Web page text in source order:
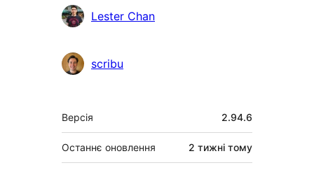
УчасникиLester Chan
scribu
Мета
Версія 2.94.6
Останнє оновлення 2 тижні тому